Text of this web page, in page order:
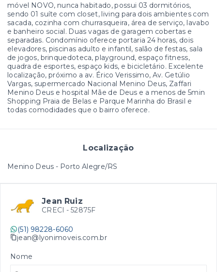
móvel NOVO, nunca habitado, possui 03 dormitórios,
sendo 01 suíte com closet, living para dois ambientes com
sacada, cozinha com churrasqueira, área de serviço, lavabo
e banheiro social. Duas vagas de garagem cobertas e
separadas. Condomínio oferece portaria 24 horas, dois
elevadores, piscinas adulto e infantil, salão de festas, sala
de jogos, brinquedoteca, playground, espaço fitness,
quadra de esportes, espaço kids, e bicicletário. Excelente
localização, próximo a av. Érico Verissimo, Av. Getúlio
Vargas, supermercado Nacional Menino Deus, Zaffari
Menino Deus e hospital Mãe de Deus e a menos de 5min
Shopping Praia de Belas e Parque Marinha do Brasil e
todas comodidades que o bairro oferece.
Localização
Menino Deus - Porto Alegre/RS
Jean Ruiz
CRECI - 52875F
(51) 98228-6060
jean@lyonimoveis.com.br
Nome